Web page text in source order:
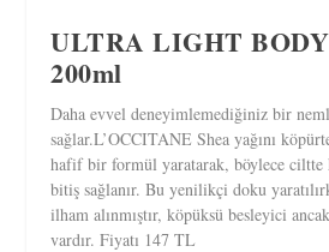
ULTRA LIGHT
200ml
Daha evvel deneyimlemediğiniz bir
sağlar.L’OCCITANE Shea yağını
hafif bir formül yaratarak, böylece ciltte
bitiş sağlanır. Bu yenilikçi doku
ilham alınmıştır, köpüksü besleyici
vardır. Fiyatı 147 TL